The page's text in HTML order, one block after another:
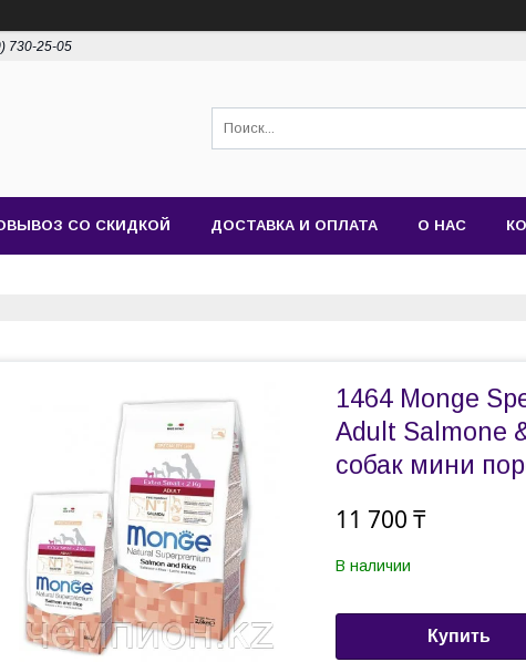
730-25-05
СО СКИДКОЙ ДОСТАВКА И ОПЛАТА О НАС
1464 Monge
Adult Salmone
собак мини
11 700 ₸
В наличии
Купить